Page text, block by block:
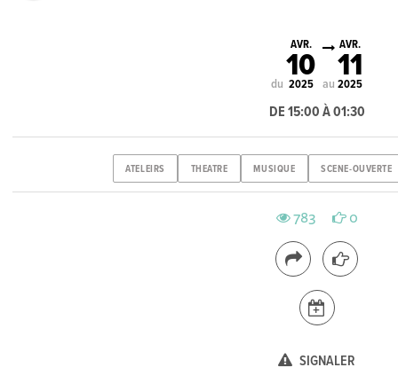
du
AVR.
10
2025 au
AVR.
11
2025
DE 15:00 À 01:30
ATELEIRS THEATRE MUSIQUE SCENE-OUVERTE
783 0
SIGNALER